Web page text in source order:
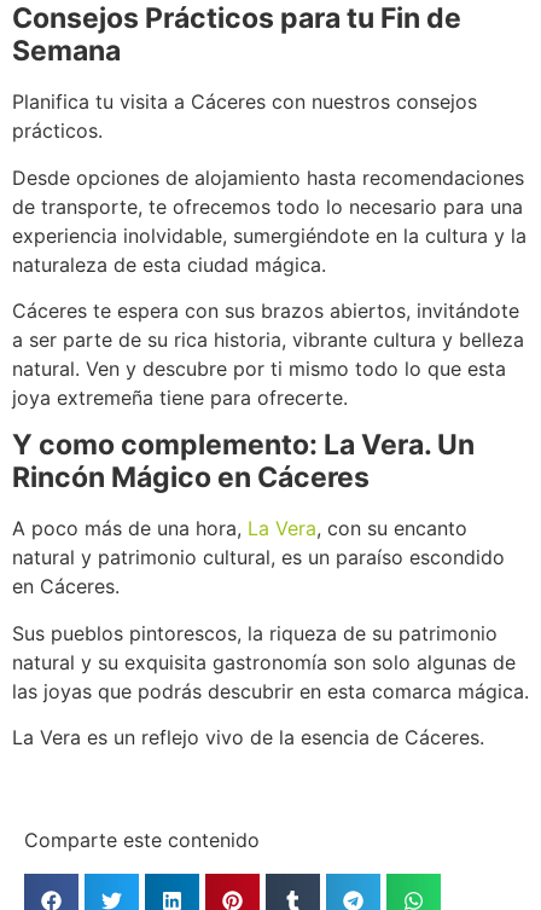
Consejos Prácticos para tu Fin de
Semana
Planifica tu visita a Cáceres con nuestros consejos
prácticos.
Desde opciones de alojamiento hasta recomendaciones
de transporte, te ofrecemos todo lo necesario para una
experiencia inolvidable, sumergiéndote en la cultura y la
naturaleza de esta ciudad mágica.
Cáceres te espera con sus brazos abiertos, invitándote
a ser parte de su rica historia, vibrante cultura y belleza
natural. Ven y descubre por ti mismo todo lo que esta
joya extremeña tiene para ofrecerte.
Y como complemento: La Vera. Un
Rincón Mágico en Cáceres
A poco más de una hora, La Vera, con su encanto
natural y patrimonio cultural, es un paraíso escondido
en Cáceres.
Sus pueblos pintorescos, la riqueza de su patrimonio
natural y su exquisita gastronomía son solo algunas de
las joyas que podrás descubrir en esta comarca mágica.
La Vera es un reflejo vivo de la esencia de Cáceres.
Comparte este contenido